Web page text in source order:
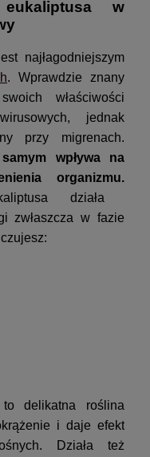
eukaliptusa w
najłagodniejszym
. Wprawdzie znany
właściwości
jednak
przy migrenach.
wpływa na
organizmu.
działa
zwłaszcza w fazie
to delikatna roślina
i daje efekt
Działa też